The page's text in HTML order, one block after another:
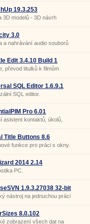
19.3.253
3D modelů - 3D návrh
3.0
a nahrávání audio souborů
Edit 3.4.10 Build 1
převod titulků k filmům
SQL Editor 1.6.9.1
SQL editor.
Pro 6.01
asistent kontaktů, úkolů,
Title Buttons 8.6
funkce pro práci s okny.
2014 2.14
PC.
1.9.3.27038 32-bit
nástroj na jednuchou práci
8.0.102
zobrazení všech dat na